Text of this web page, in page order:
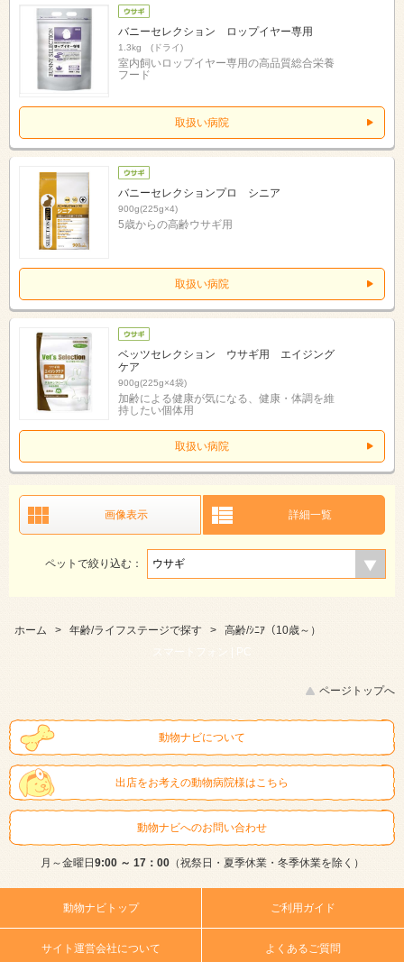
バニーセレクション ロップイヤー専用
1.3kg (ドライ)
室内飼いロップイヤー専用の高品質総合栄養
フード
取扱い病院
バニーセレクションプロ シニア
900g(225g×4)
5歳からの高齢ウサギ用
取扱い病院
ベッツセレクション ウサギ用 エイジング
ケア
900g(225g×4袋)
加齢による健康が気になる、健康・体調を維
持したい個体用
取扱い病院
画像表示 詳細一覧
ペットで絞り込む：
ホーム > 年齢/ライフステージで探す >
高齢/ｼﾆｱ（10歳～）
スマートフォン |
ページトップへ
動物ナビについて
出店をお考えの動物病院様はこちら
動物ナビへのお問い合わせ
月～金曜日 9:00 ～ 17：00（祝祭日・夏季休業・冬季休業を除く）
動物ナビトップ ご利用ガイド
サイト運営会社について よくあるご質問